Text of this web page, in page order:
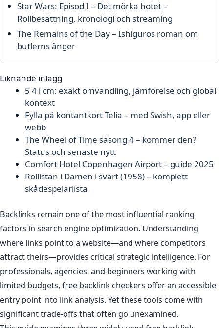
Star Wars: Episod I – Det mörka hotet –
Rollbesättning, kronologi och streaming
The Remains of the Day – Ishiguros roman om
butlerns ånger
Liknande inlägg
5 4 i cm: exakt omvandling, jämförelse och global
kontext
Fylla på kontantkort Telia – med Swish, app eller
webb
The Wheel of Time säsong 4 – kommer den?
Status och senaste nytt
Comfort Hotel Copenhagen Airport – guide 2025
Rollistan i Damen i svart (1958) – komplett
skådespelarlista
Backlinks remain one of the most influential ranking
factors in search engine optimization. Understanding
where links point to a website—and where competitors
attract theirs—provides critical strategic intelligence. For
professionals, agencies, and beginners working with
limited budgets, free backlink checkers offer an accessible
entry point into link analysis. Yet these tools come with
significant trade-offs that often go unexamined.